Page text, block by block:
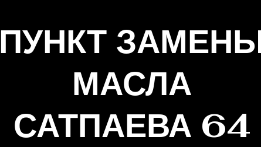
ПУНКТ
МАСЛА
САТПАЕВА 64